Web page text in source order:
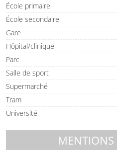
École primaire
École secondaire
Gare
Hôpital/clinique
Parc
Salle de sport
Supermarché
Tram
Université
MENTIONS